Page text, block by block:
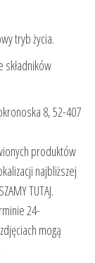
tryb życia.
składników
8, 52-407
produktów
najbliższej
TUTAJ.
24-
mogą